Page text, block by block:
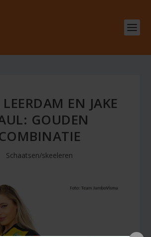
EN JAKE
GOUDEN
Schaatsen/skeeleren